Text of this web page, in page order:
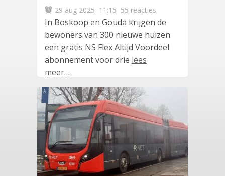
29 aug 2025 11:15 55 reacties
In Boskoop en Gouda krijgen de
bewoners van 300 nieuwe huizen
een gratis NS Flex Altijd Voordeel
abonnement voor drie lees
meer…